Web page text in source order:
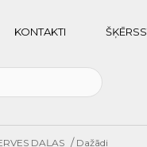
KONTAKTI
DAĻAS / Dažādi